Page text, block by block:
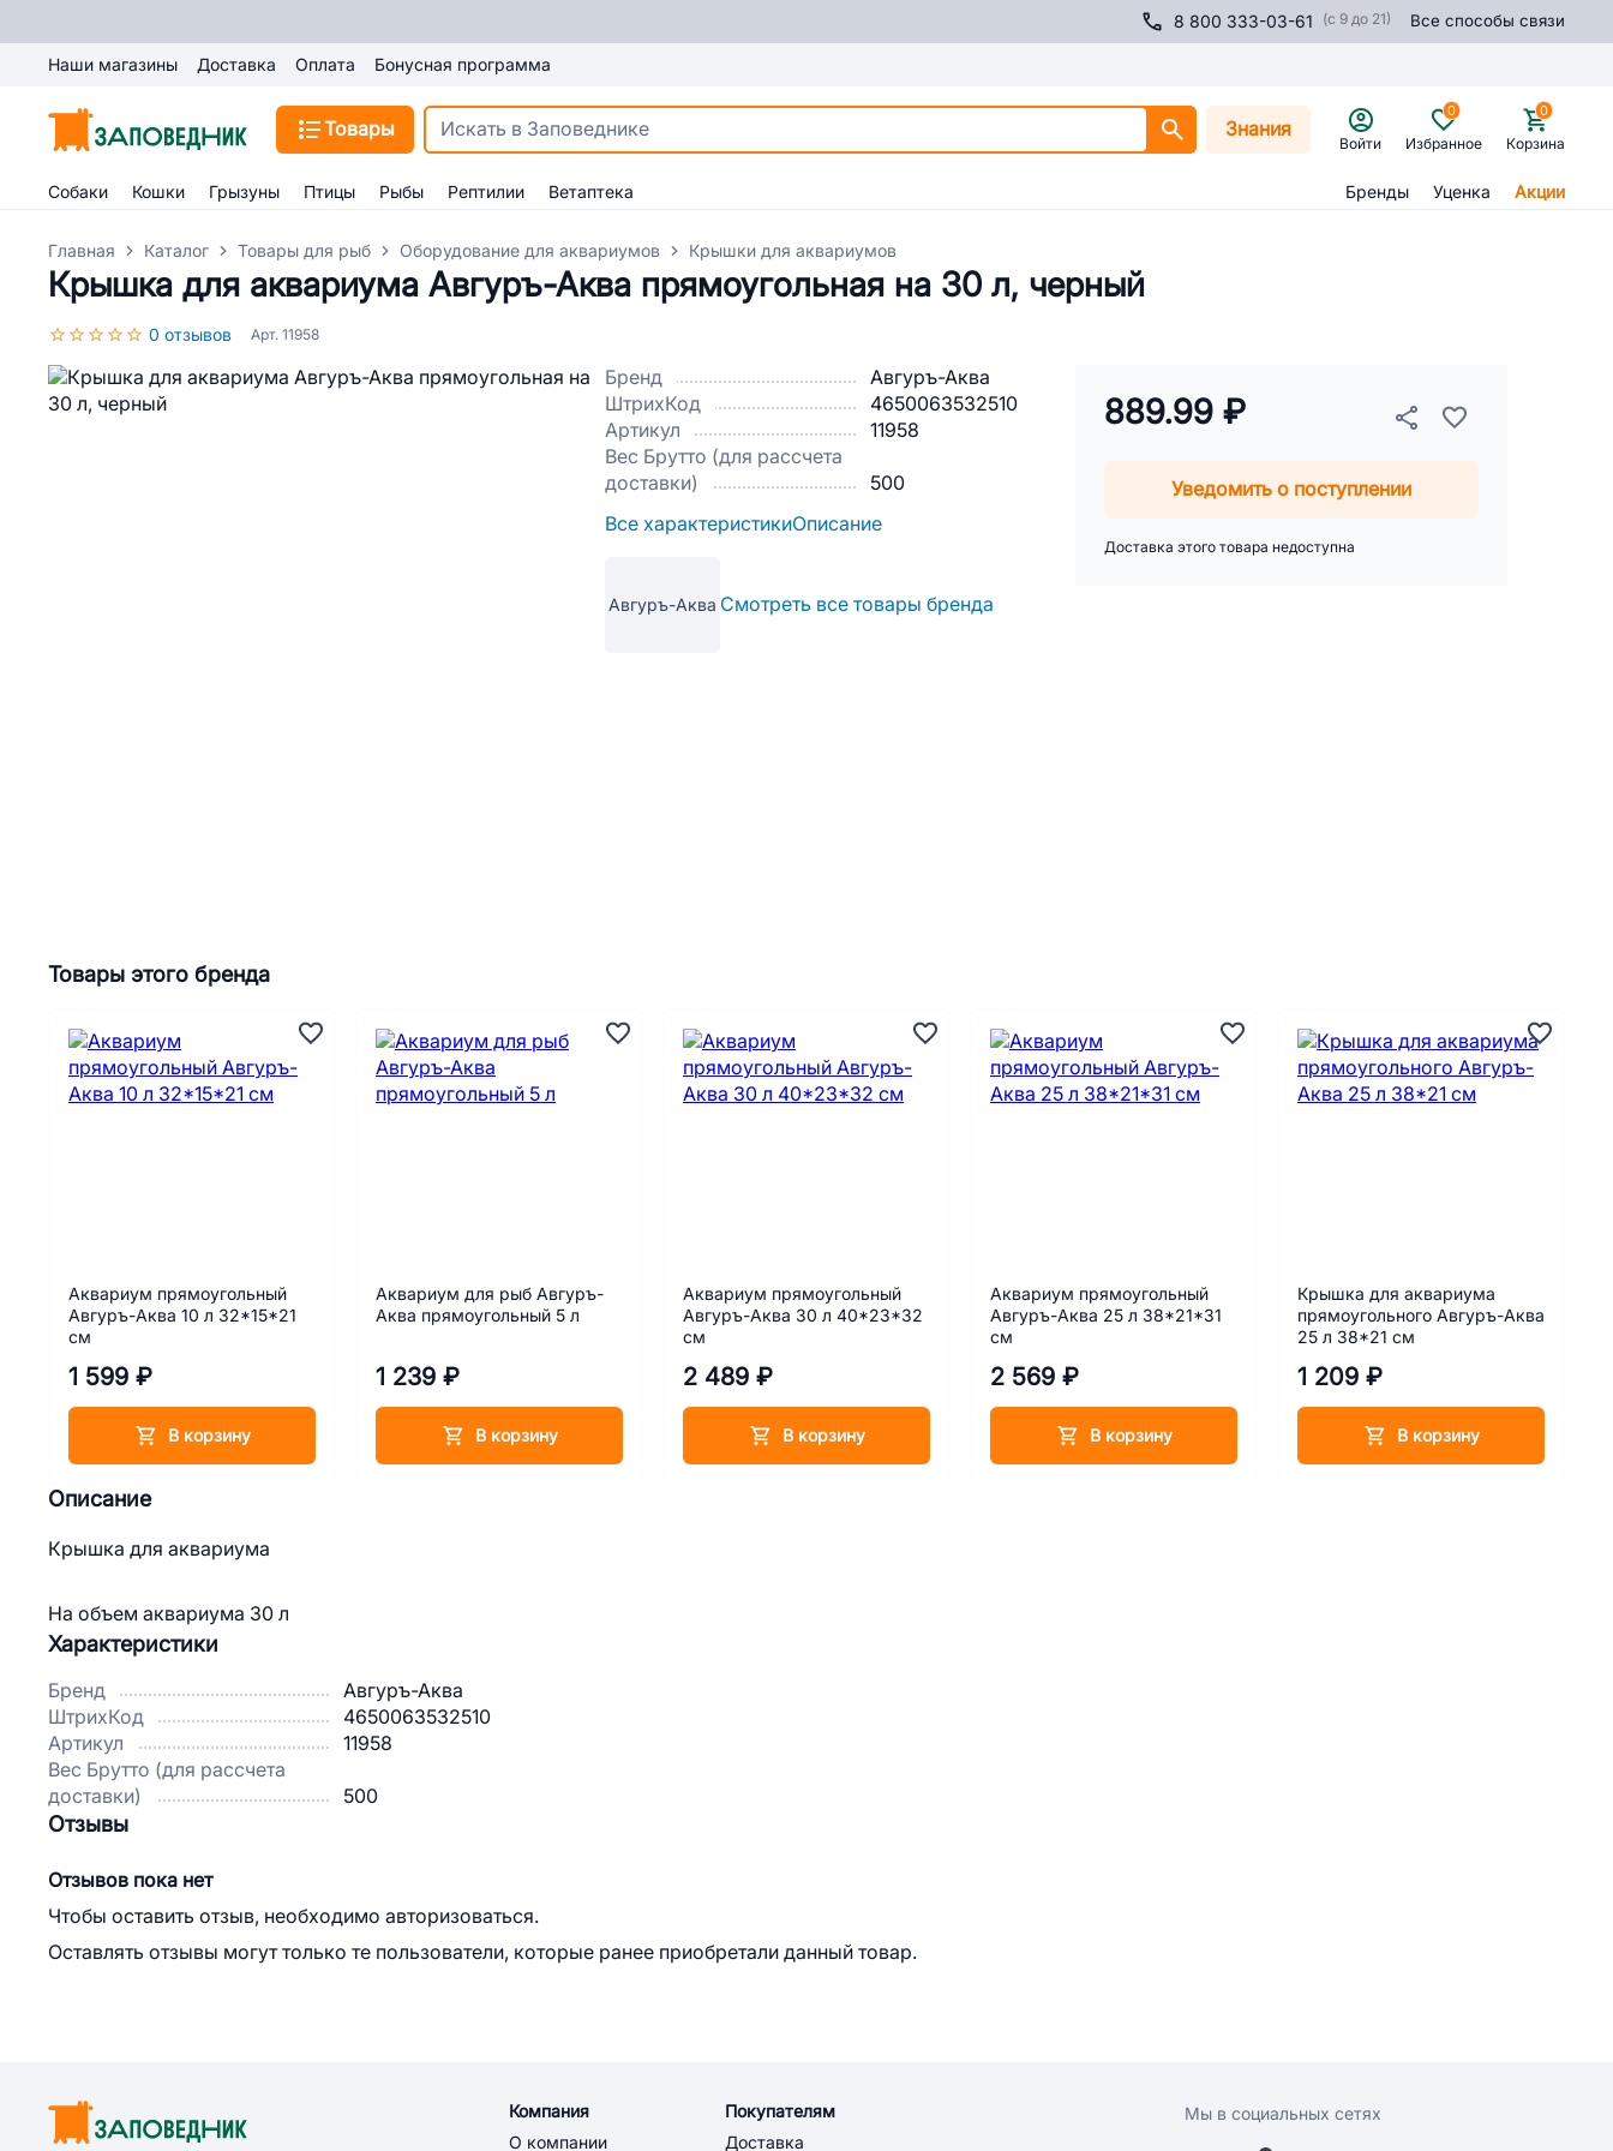
8 800 333-03-61 (с 9 до 21) Все способы связи
Наши магазины Доставка Оплата Бонусная программа
Товары Знания
Войти Избранное
0
Корзина
0
Собаки Кошки Грызуны Птицы Рыбы Рептилии Ветаптека Бренды Уценка Акции
Главная Каталог Товары для рыб Оборудование для аквариумов Крышки для аквариумов
Крышка для аквариума Авгуръ-Аква прямоугольная на 30 л, черный
0 отзывов Арт. 11958
Бренд
Авгуръ-Аква
ШтрихКод
4650063532510
Артикул
11958
Вес Брутто (для рассчета
доставки)
500
Все характеристикиОписание
Авгуръ-Аква Смотреть все товары бренда
889.99 ₽
Уведомить о поступлении
Доставка этого товара недоступна
Описание
Крышка для аквариума
На объем аквариума 30 л
Товары этого бренда
Аквариум прямоугольный
Авгуръ-Аква 10 л 32*15*21
см
1 599 ₽
В корзину
Аквариум для рыб Авгуръ-
Аква прямоугольный 5 л
1 239 ₽
В корзину
Аквариум прямоугольный
Авгуръ-Аква 30 л 40*23*32
см
2 489 ₽
В корзину
Аквариум прямоугольный
Авгуръ-Аква 25 л 38*21*31
см
2 569 ₽
В корзину
Крышка для аквариума
прямоугольного Авгуръ-Аква
25 л 38*21 см
1 209 ₽
В корзину
Характеристики
Бренд
Авгуръ-Аква
ШтрихКод
4650063532510
Артикул
11958
Вес Брутто (для рассчета
доставки)
500
Отзывы
Отзывов пока нет
Чтобы оставить отзыв, необходимо авторизоваться.
Оставлять отзывы могут только те пользователи, которые ранее приобретали данный товар.
Компания
О компании
Покупателям
Доставка
Мы в социальных сетях